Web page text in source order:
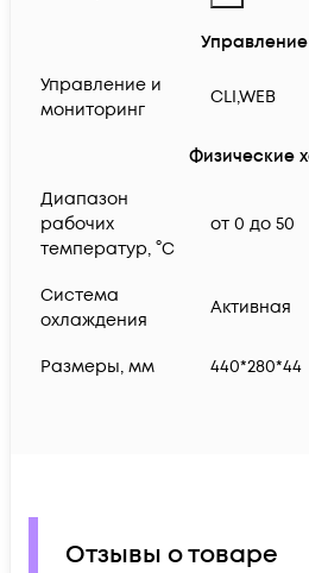
Управление и
мониторинг
CLI,WEB
Физические
Диапазон
рабочих
температур, °C
от 0 до 50
Система
охлаждения
Активная
Размеры, мм 440*280*44
Отзывы о товаре